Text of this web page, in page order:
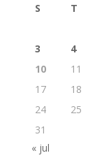
S T
3
4
10
11
17
18
24
25
31
« jul